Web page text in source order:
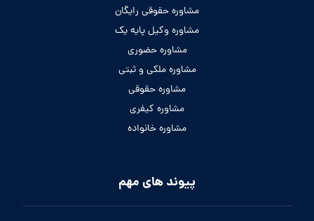
مشاوره حقوقی رایگان
مشاوره وکیل پایه یک
مشاوره حضوری
مشاوره ملکی و ثبتی
مشاوره حقوقی
مشاوره کیفری
مشاوره خانواده
پیوند های مهم